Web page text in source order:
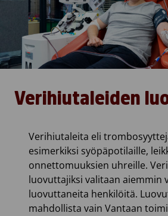
Verihiutaleiden
Verihiutaleita eli
esimerkiksi syöpäpotilaille,
onnettomuuksien uhreille.
luovuttajiksi valitaan aiemmin
luovuttaneita henkilöitä.
mahdollista vain Vantaan